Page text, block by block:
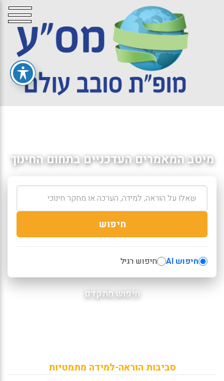
מיטב המאמרים העדכניים בתחום החינוך
חיפוש
חיפוש AI חיפוש רגיל
חיפוש מתקדם
סביבות הוראה-למידה מתמטיות